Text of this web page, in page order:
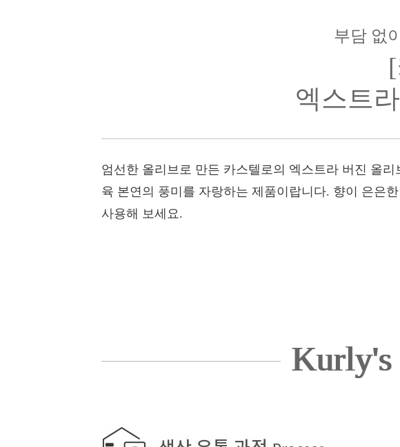
부담 없
엑스트
엄선한 올리브로 만든 카스텔로의 엑스트라 버진 올
육 본연의 풍미를 자랑하는 제품이랍니다. 향이 은은
사용해 보세요.
Kurly's